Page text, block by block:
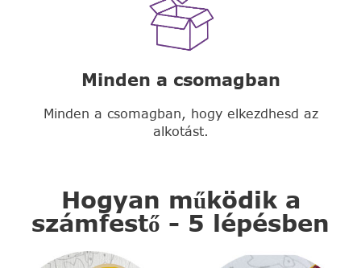
Minden a csomagban
Minden a csomagban, hogy elkezdhesd az
alkotást.
Hogyan működik a
számfestő - 5 lépésben